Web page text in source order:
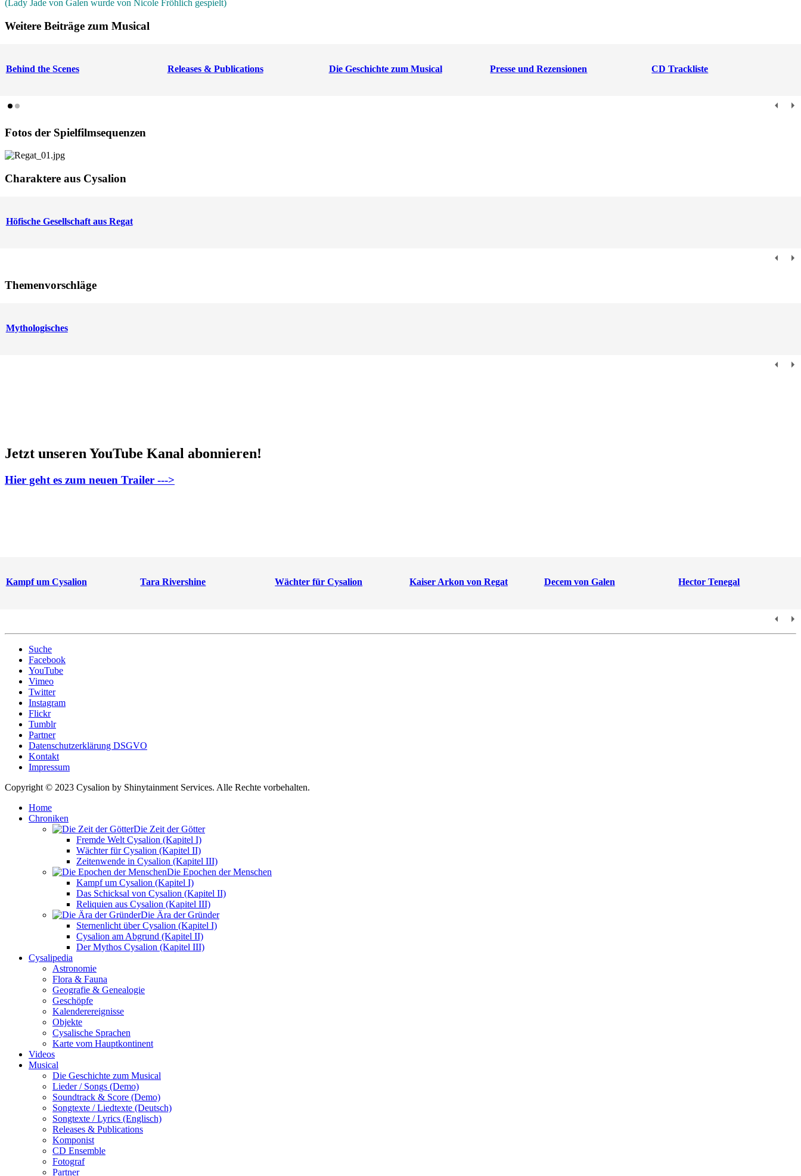
(Lady Jade von Galen wurde von Nicole Fröhlich gespielt)
Weitere Beiträge zum Musical
Behind the Scenes Releases & Publications Die Geschichte zum Musical Presse und Rezensionen CD Trackliste
Fotos der Spielfilmsequenzen
Charaktere aus Cysalion
Höfische Gesellschaft aus Regat
Themenvorschläge
Mythologisches
Jetzt unseren YouTube Kanal abonnieren!
Hier geht es zum neuen Trailer --->
Kampf um Cysalion Tara Rivershine Wächter für Cysalion Kaiser Arkon von Regat Decem von Galen Hector Tenegal
Suche
Facebook
YouTube
Vimeo
Twitter
Instagram
Flickr
Tumblr
Partner
Datenschutzerklärung DSGVO
Kontakt
Impressum
Copyright © 2023 Cysalion by Shinytainment Services. Alle Rechte vorbehalten.
Home
Chroniken
Die Zeit der Götter
Fremde Welt Cysalion (Kapitel I)
Wächter für Cysalion (Kapitel II)
Zeitenwende in Cysalion (Kapitel III)
Die Epochen der Menschen
Kampf um Cysalion (Kapitel I)
Das Schicksal von Cysalion (Kapitel II)
Reliquien aus Cysalion (Kapitel III)
Die Ära der Gründer
Sternenlicht über Cysalion (Kapitel I)
Cysalion am Abgrund (Kapitel II)
Der Mythos Cysalion (Kapitel III)
Cysalipedia
Astronomie
Flora & Fauna
Geografie & Genealogie
Geschöpfe
Kalenderereignisse
Objekte
Cysalische Sprachen
Karte vom Hauptkontinent
Videos
Musical
Die Geschichte zum Musical
Lieder / Songs (Demo)
Soundtrack & Score (Demo)
Songtexte / Liedtexte (Deutsch)
Songtexte / Lyrics (Englisch)
Releases & Publications
Komponist
CD Ensemble
Fotograf
Partner